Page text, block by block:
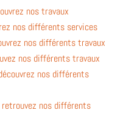
nos travaux
nos différents services
nos différents travaux
nos différents travaux
nos différents
nos différents